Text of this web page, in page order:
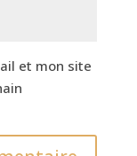
et mon site